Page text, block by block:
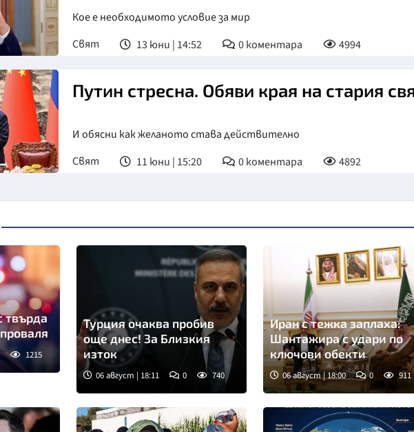
Кое е необходимото условие за мир
Свят
13 юни | 14:52 0коментара 4994
Путин стресна. Обяви края на стария
И обясни как желаното става действително
Свят
11 юни | 15:20 0коментара 4892
твърда
1215
Снимка: БТА
Турция очаква пробив
още днес! За Близкия
изток
06 август | 18:11 0 740
Снимка: БТА
Иран с тежка заплаха:
Шантажира с удари по
ключови обекти
06 август | 18:00 0 911